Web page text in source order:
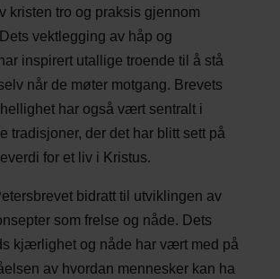
kristen tro og praksis gjennom
vektlegging av håp og
inspirert utallige troende til å stå
når de møter motgang. Brevets
har også vært sentralt i
tradisjoner, der det har blitt sett på
for et liv i Kristus.
bidratt til utviklingen av
som frelse og nåde. Dets
kjærlighet og nåde har vært med på
av hvordan mennesker kan ha